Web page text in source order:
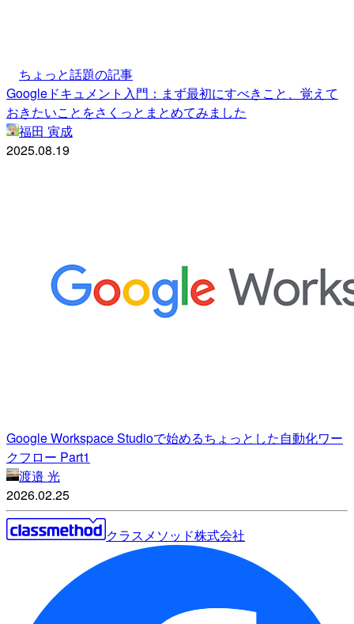
ちょっと話題の記事
Googleドキュメント入門：まず最初にすべきこと、覚えて
おきたいことをさくっとまとめてみました
福田 寅成
2025.08.19
Google Workspace Studioで始めるちょっとした自動化ワー
クフロー Part1
渡邉 光
2026.02.25
クラスメソッド株式会社